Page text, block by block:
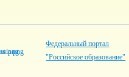
Федеральный портал
"Российское образование"